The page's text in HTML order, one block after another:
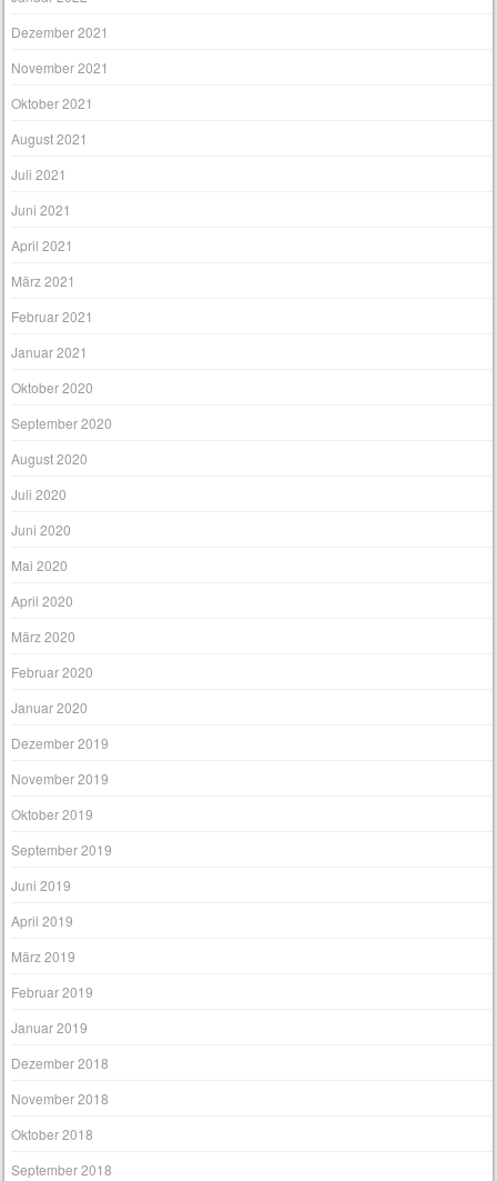
Dezember 2021
November 2021
Oktober 2021
August 2021
Juli 2021
Juni 2021
April 2021
März 2021
Februar 2021
Januar 2021
Oktober 2020
September 2020
August 2020
Juli 2020
Juni 2020
Mai 2020
April 2020
März 2020
Februar 2020
Januar 2020
Dezember 2019
November 2019
Oktober 2019
September 2019
Juni 2019
April 2019
März 2019
Februar 2019
Januar 2019
Dezember 2018
November 2018
Oktober 2018
September 2018